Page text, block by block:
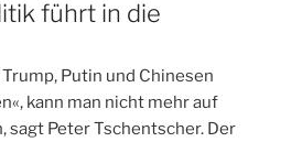
führt in die
Putin und Chinesen
kann man nicht mehr auf
sagt Peter Tschentscher. Der